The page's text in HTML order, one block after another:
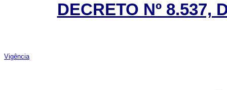
DECRETO Nº 8.537,
Vigência